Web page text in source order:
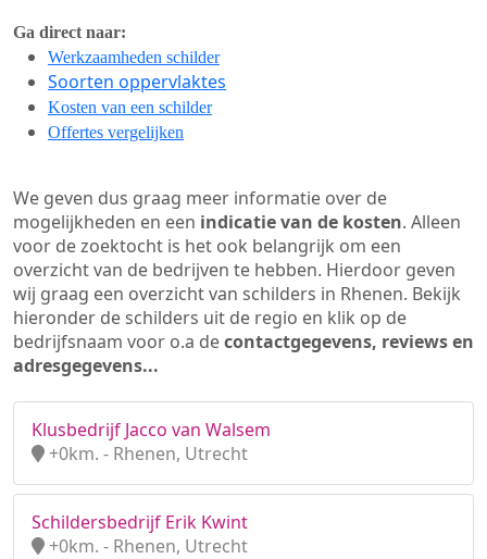
Ga direct naar:
Werkzaamheden schilder
Soorten oppervlaktes
Kosten van een schilder
Offertes vergelijken
We geven dus graag meer informatie over de
mogelijkheden en een indicatie van de kosten. Alleen
voor de zoektocht is het ook belangrijk om een
overzicht van de bedrijven te hebben. Hierdoor geven
wij graag een overzicht van schilders in Rhenen. Bekijk
hieronder de schilders uit de regio en klik op de
bedrijfsnaam voor o.a decontactgegevens, reviews en
adresgegevens...
Klusbedrijf Jacco van Walsem
+0km. - Rhenen, Utrecht
Schildersbedrijf Erik Kwint
+0km. - Rhenen, Utrecht